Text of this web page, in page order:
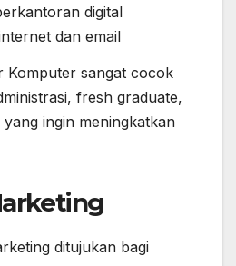
digital
dan email
Komputer sangat cocok
fresh graduate,
ingin meningkatkan
ditujukan bagi